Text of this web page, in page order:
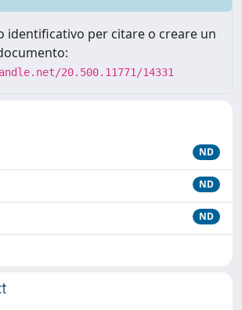
identificativo per citare o creare un
20.500.11771/14331
ND
ND
ND